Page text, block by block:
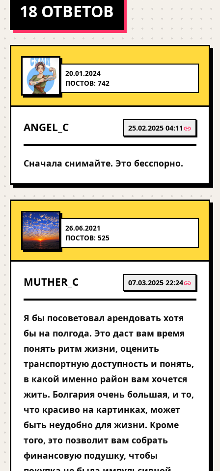
18 ОТВЕТОВ
20.01.2024
ПОСТОВ: 742
ANGEL_C 25.02.2025 04:11
Сначала снимайте. Это бесспорно.
26.06.2021
ПОСТОВ: 525
MUTHER_C 07.03.2025 22:24
Я бы посоветовал арендовать хотя
бы на полгода. Это даст вам время
понять ритм жизни, оценить
транспортную доступность и понять,
в какой именно район вам хочется
жить. Болгария очень большая, и то,
что красиво на картинках, может
быть неудобно для жизни. Кроме
того, это позволит вам собрать
финансовую подушку, чтобы